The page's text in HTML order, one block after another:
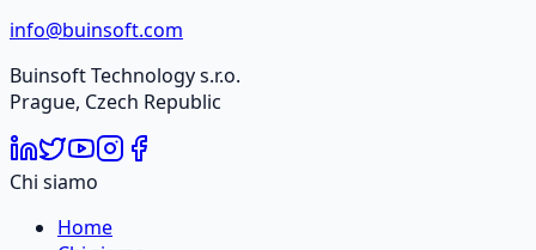
info@buinsoft.com
Buinsoft Technology s.r.o.
Prague, Czech Republic
Chi siamo
Home